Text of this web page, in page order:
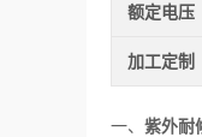
额定电压
加工定制
一、 紫外耐